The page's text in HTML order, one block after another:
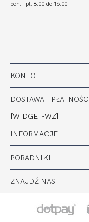
KONTO
DOSTAWA I
[WIDGET-WZ]
INFORMACJE
PORADNIKI
ZNAJDŹ NAS
pon. - pt. 8:00 do 16:00